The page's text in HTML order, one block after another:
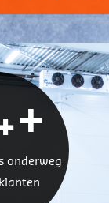
+
onderweg